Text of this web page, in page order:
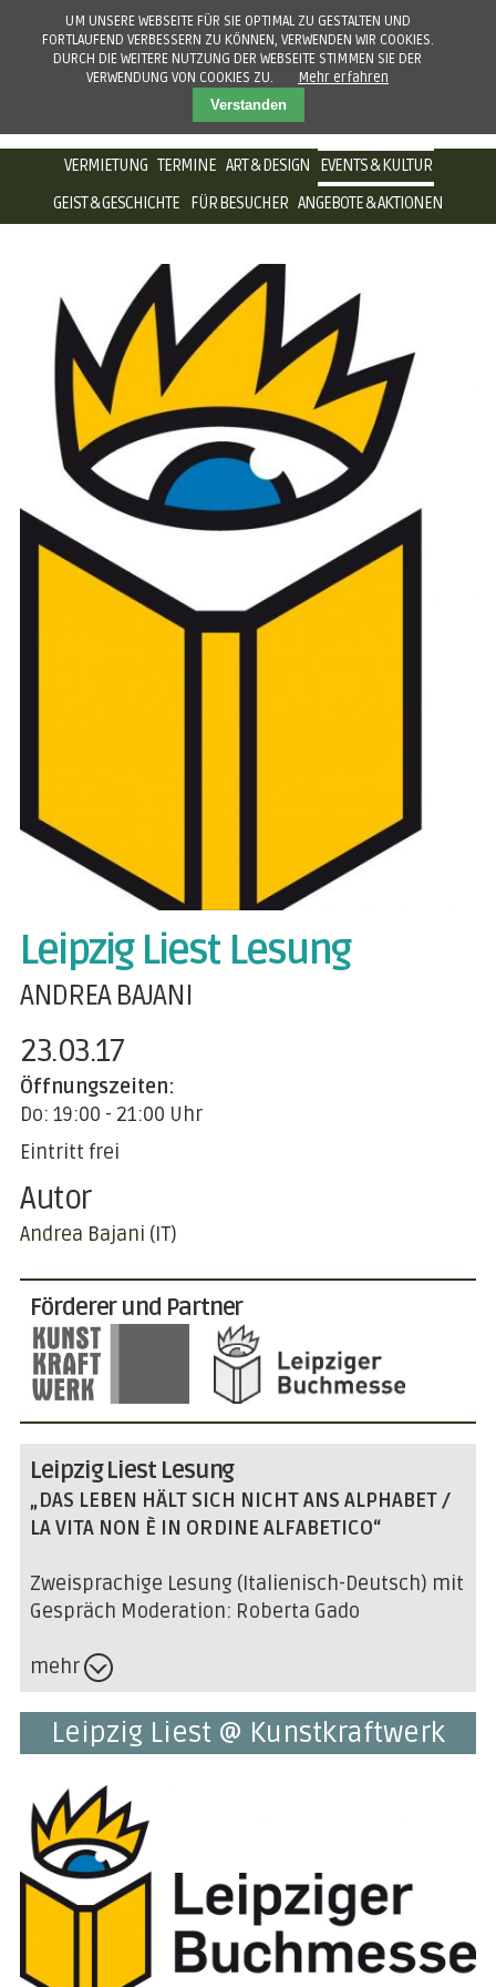
NAVIGATION
ÜBERSPRINGEN
VERMIETUNG TERMINE ART & DESIGN
EVENTS & KULTUR
GEIST & GESCHICHTE
FÜR BESUCHER ANGEBOTE & AKTIONEN
Leipzig Liest Lesung
ANDREA BAJANI
23.03.17
Öffnungszeiten:
Do: 19:00 - 21:00 Uhr
Eintritt frei
Autor
Andrea Bajani (IT)
Förderer und Partner
Leipzig Liest Lesung
„DAS LEBEN HÄLT SICH NICHT ANS ALPHABET /
LA VITA NON È IN ORDINE ALFABETICO“
Zweisprachige Lesung (Italienisch-Deutsch) mit
Gespräch Moderation: Roberta Gado
mehr
Leipzig Liest @ Kunstkraftwerk
UM UNSERE WEBSEITE FÜR SIE OPTIMAL ZU GESTALTEN UND
FORTLAUFEND VERBESSERN ZU KÖNNEN, VERWENDEN WIR COOKIES.
DURCH DIE WEITERE NUTZUNG DER WEBSEITE STIMMEN SIE DER
VERWENDUNG VON COOKIES ZU.
Mehr erfahren
Verstanden